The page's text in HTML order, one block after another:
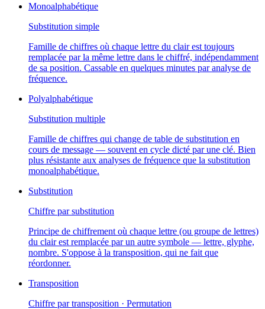
Monoalphabétique
Substitution simple
Famille de chiffres où chaque lettre du clair est toujours
remplacée par la même lettre dans le chiffré, indépendamment
de sa position. Cassable en quelques minutes par analyse de
fréquence.
Polyalphabétique
Substitution multiple
Famille de chiffres qui change de table de substitution en
cours de message — souvent en cycle dicté par une clé. Bien
plus résistante aux analyses de fréquence que la substitution
monoalphabétique.
Substitution
Chiffre par substitution
Principe de chiffrement où chaque lettre (ou groupe de lettres)
du clair est remplacée par un autre symbole — lettre, glyphe,
nombre. S'oppose à la transposition, qui ne fait que
réordonner.
Transposition
Chiffre par transposition · Permutation